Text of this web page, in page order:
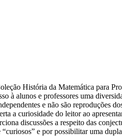
História da Matemática para
à alunos e professores uma
e não são reproduções
a curiosidade do leitor ao
discussões a respeito das
e por possibilitar uma